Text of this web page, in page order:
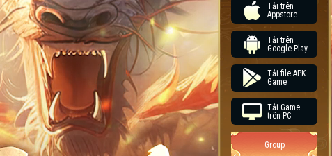
Tải trên
Appstore
Tải trên
Google Play
Tải file APK
Game
Tải Game
trên PC
Group